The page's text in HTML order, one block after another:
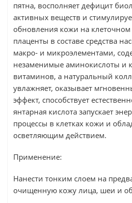
пятна, восполняет дефицит
активных веществ и
обновления кожи на клеточном
плаценты в составе средства
макро- и микроэлементами,
незаменимые аминокислоты и
витаминов, а натуральный
увлажняет, оказывает
эффект, способствует
янтарная кислота запускает
процессы в клетках кожи и
осветляющим действием.
Применение:
Нанести тонким слоем на
очищенную кожу лица, шеи и